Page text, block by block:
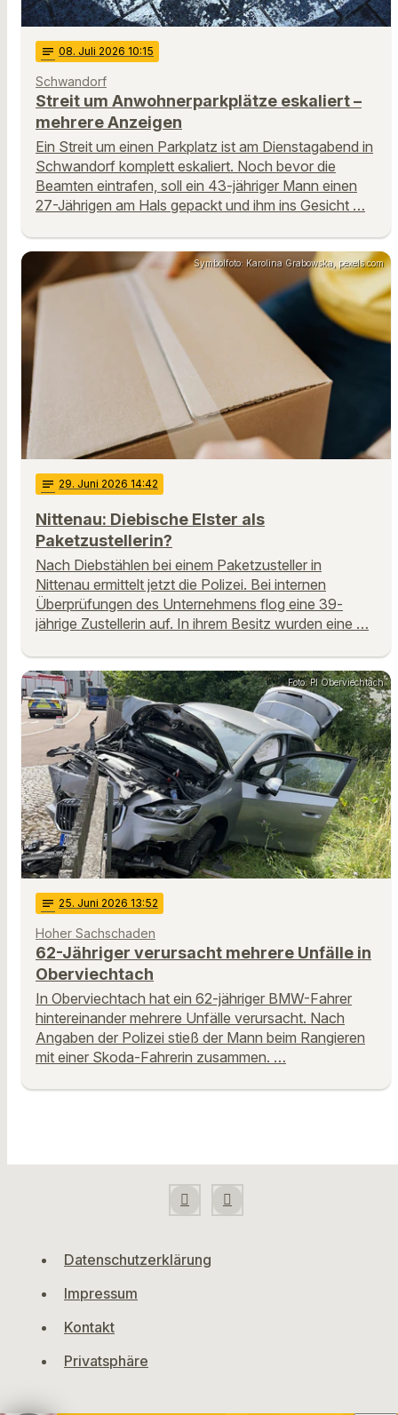
notes 08. Juli 2026 10:15
Schwandorf
Streit um Anwohnerparkplätze eskaliert –
mehrere Anzeigen
Ein Streit um einen Parkplatz ist am Dienstagabend in
Schwandorf komplett eskaliert. Noch bevor die
Beamten eintrafen, soll ein 43-jähriger Mann einen
27-Jährigen am Hals gepackt und ihm ins Gesicht …
Symbolfoto: Karolina Grabowska, pexels.com
notes 29. Juni 2026 14:42
Nittenau: Diebische Elster als
Paketzustellerin?
Nach Diebstählen bei einem Paketzusteller in
Nittenau ermittelt jetzt die Polizei. Bei internen
Überprüfungen des Unternehmens flog eine 39-
jährige Zustellerin auf. In ihrem Besitz wurden eine …
Foto: PI Oberviechtach
notes 25. Juni 2026 13:52
Hoher Sachschaden
62-Jähriger verursacht mehrere Unfälle in
Oberviechtach
In Oberviechtach hat ein 62-jähriger BMW-Fahrer
hintereinander mehrere Unfälle verursacht. Nach
Angaben der Polizei stieß der Mann beim Rangieren
mit einer Skoda-Fahrerin zusammen. …
Datenschutzerklärung
Impressum
Kontakt
Privatsphäre